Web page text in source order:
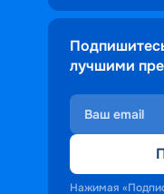
лучшими
Нажимая